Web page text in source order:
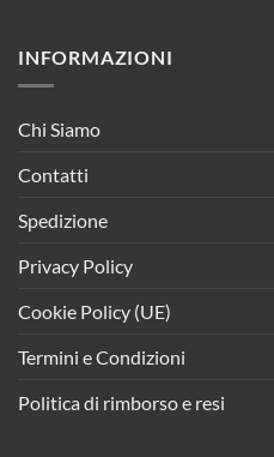
INFORMAZIONI
Chi Siamo
Contatti
Spedizione
Privacy Policy
Cookie Policy (UE)
Termini e Condizioni
Politica di rimborso e resi